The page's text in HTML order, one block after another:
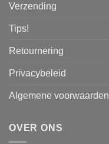
Verzending
Tips!
Retournering
Privacybeleid
Algemene voorwaarden
OVER ONS